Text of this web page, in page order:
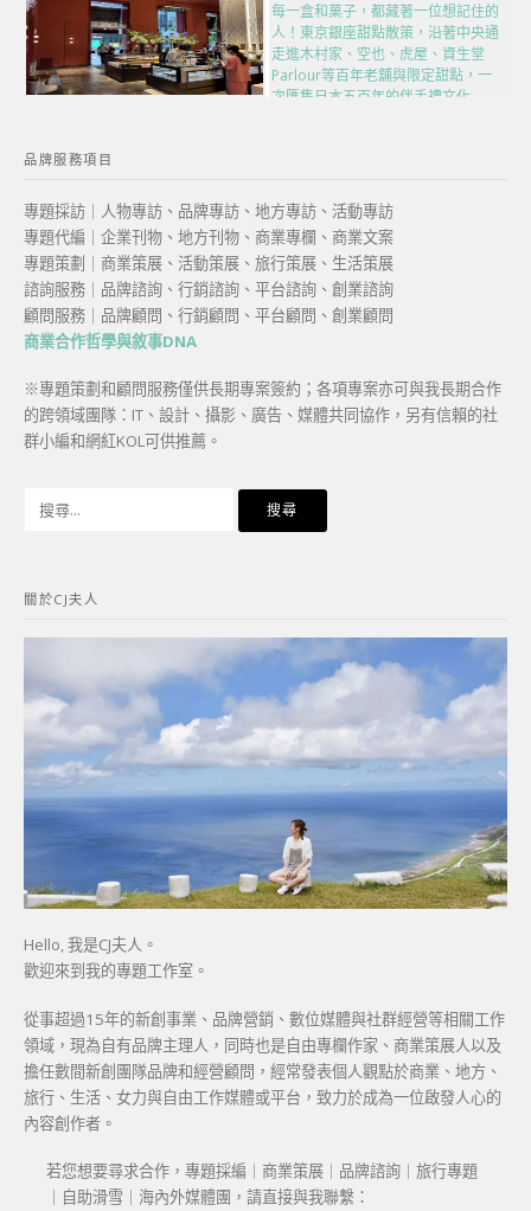
每一盒和菓子，都藏著一位想記住的
人！東京銀座甜點散策，沿著中央通
走進木村家、空也、虎屋、資生堂
Parlour等百年老舖與限定甜點，一
次匯集日本五百年的伴手禮文化
品牌服務項目
專題採訪｜人物專訪、品牌專訪、地方專訪、活動專訪
專題代編｜企業刊物、地方刊物、商業專欄、商業文案
專題策劃｜商業策展、活動策展、旅行策展、生活策展
諮詢服務｜品牌諮詢、行銷諮詢、平台諮詢、創業諮詢
顧問服務｜品牌顧問、行銷顧問、平台顧問、創業顧問
商業合作哲學與敘事DNA
※專題策劃和顧問服務僅供長期專案簽約；各項專案亦可與我長期合作
的跨領域團隊：IT、設計、攝影、廣告、媒體共同協作，另有信賴的社
群小編和網紅KOL可供推薦。
字:
關於CJ夫人
Hello, 我是CJ夫人。
歡迎來到我的專題工作室。
從事超過15年的新創事業、品牌營銷、數位媒體與社群經營等相關工作
領域，現為自有品牌主理人，同時也是自由專欄作家、商業策展人以及
擔任數間新創團隊品牌和經營顧問，經常發表個人觀點於商業、地方、
旅行、生活、女力與自由工作媒體或平台，致力於成為一位啟發人心的
內容創作者。
若您想要尋求合作，專題採編｜商業策展｜品牌諮詢｜旅行專題
｜自助滑雪｜海內外媒體團，請直接與我聯繫：